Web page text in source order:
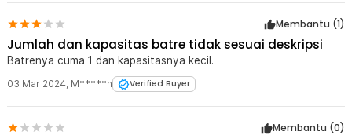
Membantu (1)
Jumlah dan kapasitas batre tidak sesuai deskripsi
Batrenya cuma 1 dan kapasitasnya kecil.
03 Mar 2024, M*****h Verified Buyer
Membantu (0)